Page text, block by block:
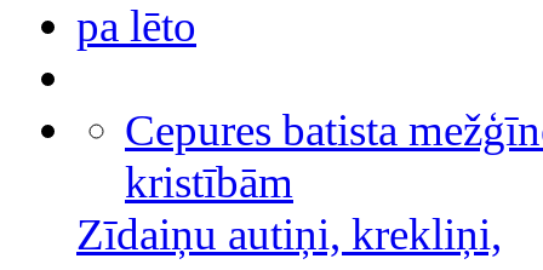
pa lēto
Cepures batista
kristībām
Zīdaiņu autiņi, krekliņi,